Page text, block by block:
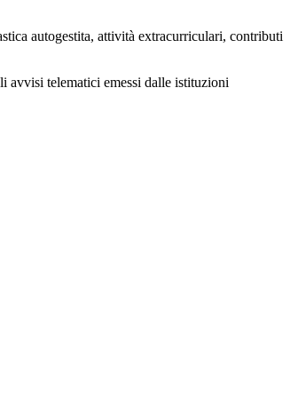
autogestita, attività extracurriculari, contributi
avvisi telematici emessi dalle istituzioni